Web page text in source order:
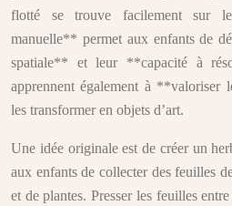
flotté se trouve facilement sur
manuelle** permet aux enfants de
spatiale** et leur **capacité à
apprennent également à **valoriser
les transformer en objets d’art.
Une idée originale est de créer un
aux enfants de collecter des feuilles
et de plantes. Presser les feuilles